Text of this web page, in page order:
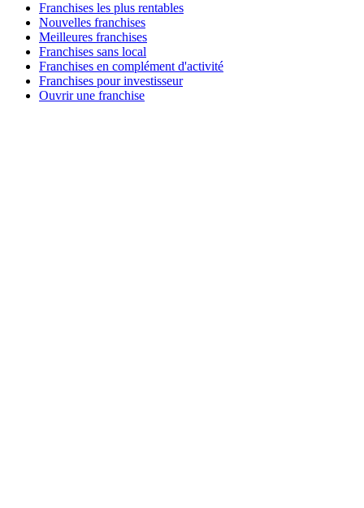
Franchises les plus rentables
Nouvelles franchises
Meilleures franchises
Franchises sans local
Franchises en complément d'activité
Franchises pour investisseur
Ouvrir une franchise